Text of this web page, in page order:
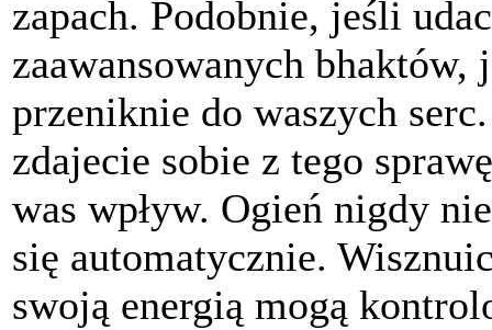
zapach. Podobnie, jeśli
zaawansowanych
przeniknie do waszych
zdajecie sobie z tego
was wpływ. Ogień nigdy
się automatycznie.
swoją energią mogą